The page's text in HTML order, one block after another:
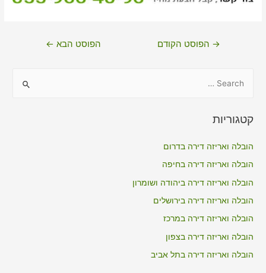
ניווט→ הפוסט הקודם הפוסט הבא ←
r
o
r
:
קטגוריות
הובלה ואריזה דירה בדרום
הובלה ואריזה דירה בחיפה
הובלה ואריזה דירה ביהודה ושומרון
הובלה ואריזה דירה בירושלים
הובלה ואריזה דירה במרכז
הובלה ואריזה דירה בצפון
הובלה ואריזה דירה בתל אביב